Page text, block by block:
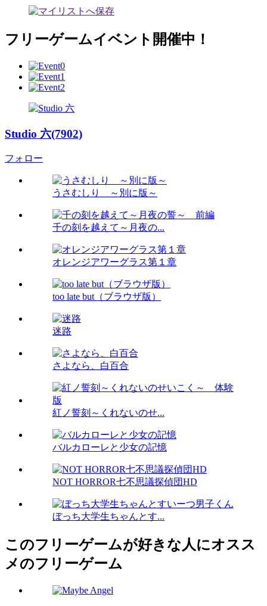
フリーゲームイベント開催中！
Studio 六(7902)
フォロー
うさむしり ～別に版～
千の刻を越えて～月夜の...
オレンジアワーグラス第１章
too late but（ブラウザ版）
迷路
さよなら、白百合
紅ノ誓刻～くれないのせ...
バルカローレと少女の記憶
NOT HORROR七不思議探偵団HD
ぼっち大学生ちゃんとす...
このフリーゲームが好きな人にオスス
メのフリーゲーム